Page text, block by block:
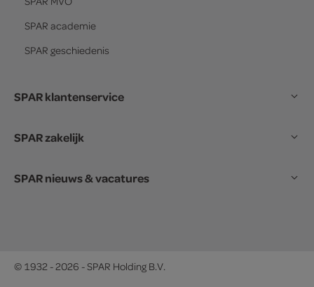
SPAR academie
SPAR geschiedenis
SPAR klantenservice
SPAR zakelijk
SPAR nieuws & vacatures
© 1932 - 2026 - SPAR Holding B.V.